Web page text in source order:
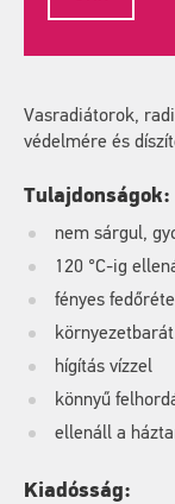
Vasradiátorok,
védelmére és
Tulajdonságok:
nem sárgul,
120 °C-ig
fényes
környezetbarát
hígítás vízzel
könnyű
ellenáll a
Kiadósság: